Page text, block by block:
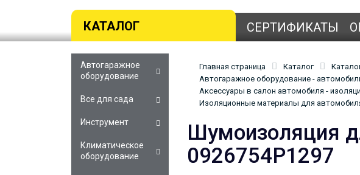
КАТАЛОГ СЕРТИФИКАТЫ
Главная страница Каталог
Автогаражное оборудование -
Аксессуары в салон автомобиля -
Изоляционные материалы для
Шумоизоляция
0926754P1297
Автогаражное
оборудование
Все для сада
Инструмент
Климатическое
оборудование